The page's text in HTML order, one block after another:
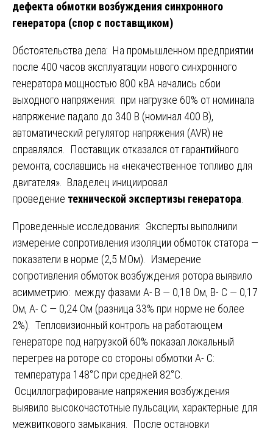
дефекта обмотки возбуждения синхронного
генератора (спор с поставщиком)
Обстоятельства дела: На промышленном предприятии
после 400 часов эксплуатации нового синхронного
генератора мощностью 800 кВА начались сбои
выходного напряжения: при нагрузке 60% от номинала
напряжение падало до 340 В (номинал 400 В),
автоматический регулятор напряжения (AVR) не
справлялся. Поставщик отказался от гарантийного
ремонта, сославшись на «некачественное топливо для
двигателя». Владелец инициировал
проведение технической экспертизы генератора
Проведенные исследования: Эксперты выполнили
измерение сопротивления изоляции обмоток статора —
показатели в норме (2,5 МОм). Измерение
сопротивления обмоток возбуждения ротора выявило
асимметрию: между фазами A- B — 0,18 Ом, B- C — 0,17
Ом, A- C — 0,24 Ом (разница 33% при норме не более
2%). Тепловизионный контроль на работающем
генераторе под нагрузкой 60% показал локальный
перегрев на роторе со стороны обмотки A- C:
температура 148°C при средней 82°C.
Осциллографирование напряжения возбуждения
выявило высокочастотные пульсации, характерные для
межвиткового замыкания. После остановки